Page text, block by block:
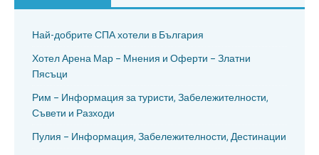
Най-добрите СПА хотели в България
Хотел Арена Мар – Мнения и Оферти – Златни
Пясъци
Рим – Информация за туристи, Забележителности,
Съвети и Разходи
Пулия – Информация, Забележителности, Дестинации